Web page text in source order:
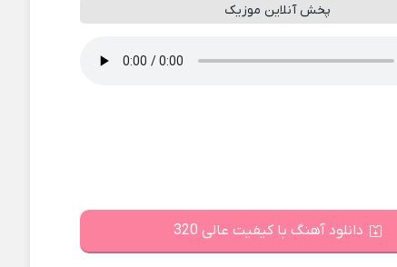
پخش آنلاین موزیک
دانلود آهنگ با کیفیت عالی 320